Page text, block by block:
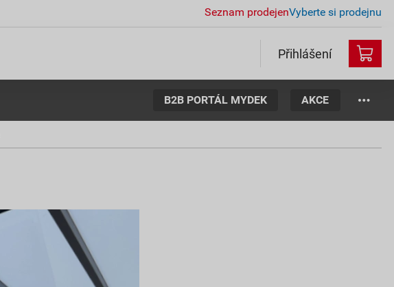
Seznam prodejenVyberte si prodejnu
Přihlášení
B2B PORTÁL MYDEK AKCE